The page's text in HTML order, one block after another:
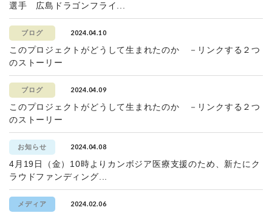
選手 広島ドラゴンフライ...
ブログ 2024.04.10
このプロジェクトがどうして生まれたのか －リンクする２つ
のストーリー
ブログ 2024.04.09
このプロジェクトがどうして生まれたのか －リンクする２つ
のストーリー
お知らせ 2024.04.08
4月19日（金）10時よりカンボジア医療支援のため、新たにク
ラウドファンディング...
メディア 2024.02.06